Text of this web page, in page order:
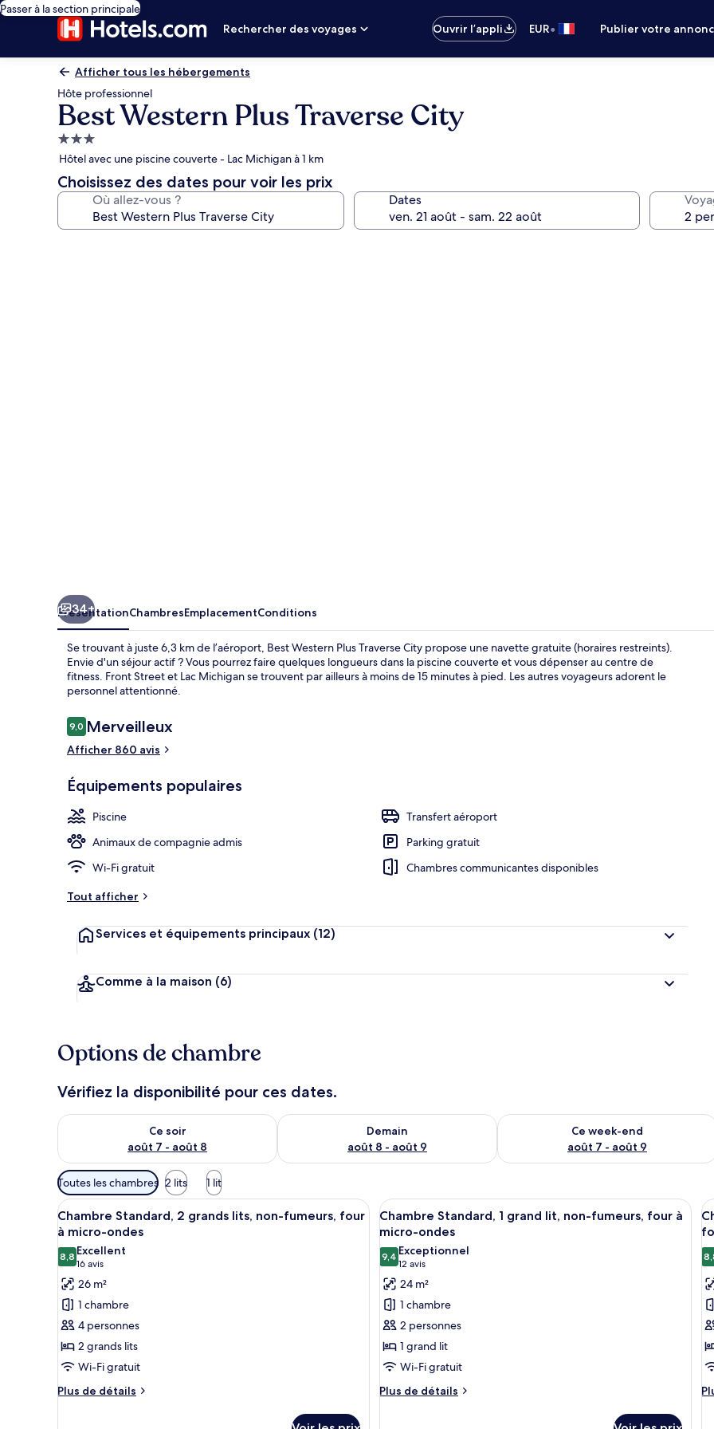
Passer à la section principale
Rechercher des voyages
Ouvrir l’appli EUR• Publier votre
Afficher tous les hébergements
Hôte professionnel
Best Western Plus Traverse City
Hébergement
3.0 étoiles
Hôtel avec une piscine couverte - Lac Michigan à 1 km
Choisissez des dates pour voir les prix
Où allez-vous ? Dates
34+
PrésentationChambresEmplacementConditions
Se trouvant à juste 6,3 km de l’aéroport, Best Western Plus Traverse City propose une navette gratuite (horaires restreints).
Envie d'un séjour actif ? Vous pourrez faire quelques longueurs dans la piscine couverte et vous dépenser au centre de
fitness. Front Street et Lac Michigan se trouvent par ailleurs à moins de 15 minutes à pied. Les autres voyageurs adorent le
personnel attentionné.
Avis
voyageurs
9,09,0 sur 10
Merveilleux
Afficher 860 avis
Équipements populaires
Piscine
Transfert aéroport
Animaux de compagnie admis
Parking gratuit
Wi-Fi gratuit
Chambres communicantes disponibles
Tout afficher
Services et équipements principaux (12)
Comme à la maison (6)
Options de chambre
Vérifiez la disponibilité pour ces dates.
Ce soir
août 7 - août 8
Vérifier la disponibilité pour ce soir août 7 - août 8
Demain
août 8 - août 9
Vérifier la disponibilité pour demain août 8 - août 9
Ce week-end
août 7 - août 9
Vérifier la disponibilité pour ce week-
Filtres
disponibles
pour
les
chambres
Toutes les chambres 2 lits 1 lit
Afficher
toutes
les
photos
pour
ce
type
de
chambre :
Chambre
Standard,
Une chambre d’hôtel avec deux lits, un bureau, une chaise, une télévision et une armoire.
4
Chambre Standard, 2 grands lits, non-fumeurs, four
à micro-ondes
8,88,8 sur 10
Excellent
16 avis
(16 avis)
26 m²
1 chambre
4 personnes
2 grands lits
Wi-Fi gratuit
Plus de détails
Plus
Afficher
toutes
les
photos
pour
ce
type
de
chambre :
Chambre
Standard,
Une chambre d’hôtel avec un lit,
4
Chambre Standard, 1 grand lit, non-fumeurs, four à
micro-ondes
9,49,4 sur 10
Exceptionnel
12 avis
(12 avis)
24 m²
1 chambre
2 personnes
1 grand lit
Wi-Fi gratuit
Plus de détails
Plus